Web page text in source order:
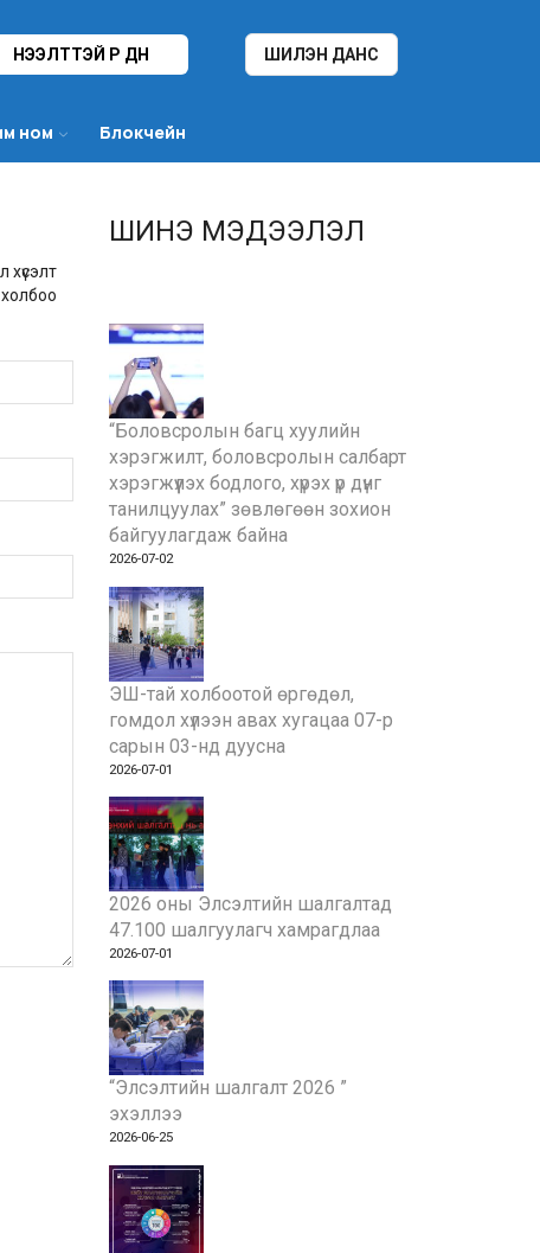
НЭЭЛТТЭЙ ҮР ДҮН ШИЛЭН ДАНС
ном Блокчейн
ШИНЭ МЭДЭЭЛЭЛ
“Боловсролын багц хуулийн
хэрэгжилт, боловсролын салбарт
хэрэгжүүлэх бодлого, хүрэх үр дүнг
танилцуулах” зөвлөгөөн зохион
байгуулагдаж байна
2026-07-02
ЭШ-тай холбоотой өргөдөл,
гомдол хүлээн авах хугацаа 07-р
сарын 03-нд дуусна
2026-07-01
2026 оны Элсэлтийн шалгалтад
47.100 шалгуулагч хамрагдлаа
2026-07-01
“Элсэлтийн шалгалт 2026 ”
эхэллээ
2026-06-25